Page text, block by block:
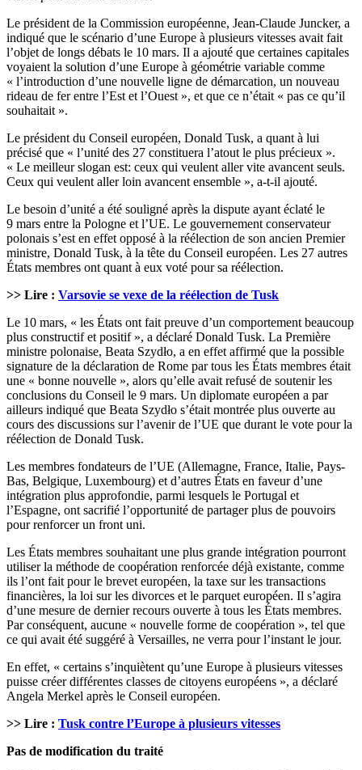
Le président de la Commission européenne, Jean-Claude Juncker, a
indiqué que le scénario d’une Europe à plusieurs vitesses avait fait
l’objet de longs débats le 10 mars. Il a ajouté que certaines capitales
voyaient la solution d’une Europe à géométrie variable comme
« l’introduction d’une nouvelle ligne de démarcation, un nouveau
rideau de fer entre l’Est et l’Ouest », et que ce n’était « pas ce qu’il
souhaitait ».
Le président du Conseil européen, Donald Tusk, a quant à lui
précisé que « l’unité des 27 constituera l’atout le plus précieux ».
« Le meilleur slogan est: ceux qui veulent aller vite avancent seuls.
Ceux qui veulent aller loin avancent ensemble », a-t-il ajouté.
Le besoin d’unité a été souligné après la dispute ayant éclaté le
9 mars entre la Pologne et l’UE. Le gouvernement conservateur
polonais s’est en effet opposé à la réélection de son ancien Premier
ministre, Donald Tusk, à la tête du Conseil européen. Les 27 autres
États membres ont quant à eux voté pour sa réélection.
>> Lire : Varsovie se vexe de la réélection de Tusk
Le 10 mars, « les États ont fait preuve d’un comportement beaucoup
plus constructif et positif », a déclaré Donald Tusk. La Première
ministre polonaise, Beata Szydło, a en effet affirmé que la possible
signature de la déclaration de Rome par tous les États membres était
une « bonne nouvelle », alors qu’elle avait refusé de soutenir les
conclusions du Conseil le 9 mars. Un diplomate européen a par
ailleurs indiqué que Beata Szydło s’était montrée plus ouverte au
cours des discussions sur l’avenir de l’UE que durant le vote pour la
réélection de Donald Tusk.
Les membres fondateurs de l’UE (Allemagne, France, Italie, Pays-
Bas, Belgique, Luxembourg) et d’autres États en faveur d’une
intégration plus approfondie, parmi lesquels le Portugal et
l’Espagne, ont sacrifié l’opportunité de partager plus de pouvoirs
pour renforcer un front uni.
Les États membres souhaitant une plus grande intégration pourront
utiliser la méthode de coopération renforcée déjà existante, comme
ils l’ont fait pour le brevet européen, la taxe sur les transactions
financières, la loi sur les divorces et le parquet européen. Il s’agira
d’une mesure de dernier recours ouverte à tous les États membres.
Par conséquent, aucune « nouvelle forme de coopération », tel que
ce qui avait été suggéré à Versailles, ne verra pour l’instant le jour.
En effet, « certains s’inquiètent qu’une Europe à plusieurs vitesses
puisse créer différentes classes de citoyens européens », a déclaré
Angela Merkel après le Conseil européen.
>> Lire : Tusk contre l’Europe à plusieurs vitesses
Pas de modification du traité